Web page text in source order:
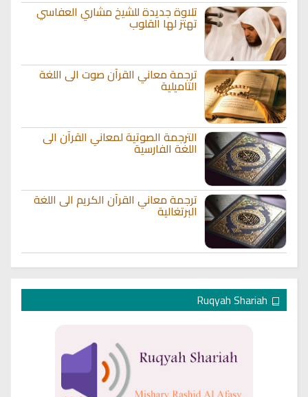
تلاوة جديدة للشيخ مشاري العفاسي
تهتز لها القلوب
ترجمة معاني القرآن صوت الى اللغة
التاميلية
الترجمة الصوتية لمعاني القرآن الى
اللغة الفارسية
ترجمة معاني القرآن الكريم الى اللغة
البرتغالية